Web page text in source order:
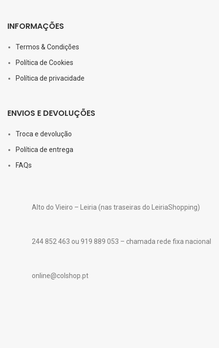
INFORMAÇÕES
Termos & Condições
Política de Cookies
Política de privacidade
ENVIOS E DEVOLUÇÕES
Troca e devolução
Política de entrega
FAQs
Alto do Vieiro – Leiria (nas traseiras do LeiriaShopping)
244 852 463 ou 919 889 053 – chamada rede fixa nacional
online@colshop.pt